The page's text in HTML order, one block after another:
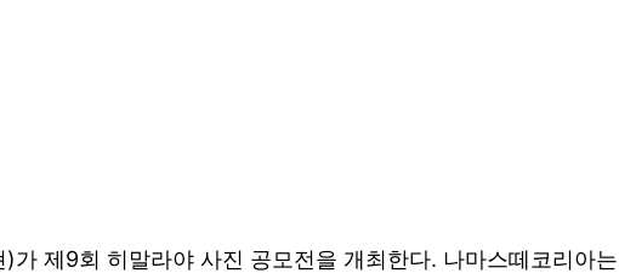
제9회 히말라야 사진 공모전을 개최한다. 나마스떼코리아